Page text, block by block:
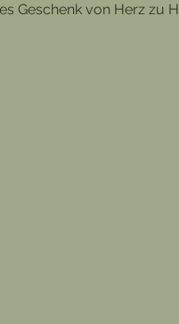
Geschenk von Herz zu